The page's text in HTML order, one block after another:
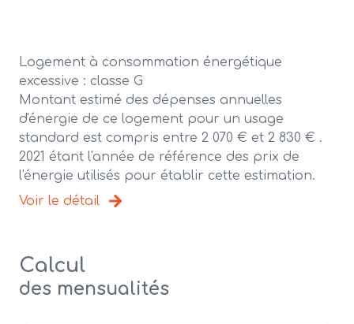
Logement à consommation énergétique
excessive : classe G
Montant estimé des dépenses annuelles
d'énergie de ce logement pour un usage
standard est compris entre 2 070 € et 2 830 € .
2021 étant l'année de référence des prix de
l'énergie utilisés pour établir cette estimation.
Voir le détail
Calcul
des mensualités